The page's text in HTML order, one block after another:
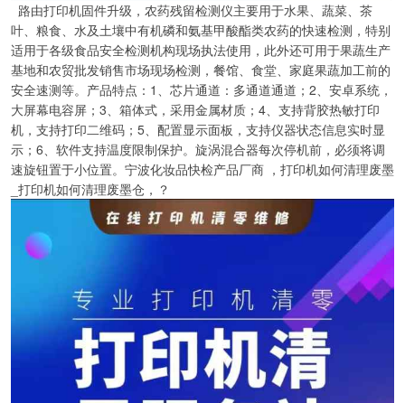
路由打印机固件升级，农药残留检测仪主要用于水果、蔬菜、茶
叶、粮食、水及土壤中有机磷和氨基甲酸酯类农药的快速检测，特别
适用于各级食品安全检测机构现场执法使用，此外还可用于果蔬生产
基地和农贸批发销售市场现场检测，餐馆、食堂、家庭果蔬加工前的
安全速测等。产品特点：1、芯片通道：多通道通道；2、安卓系统，
大屏幕电容屏；3、箱体式，采用金属材质；4、支持背胶热敏打印
机，支持打印二维码；5、配置显示面板，支持仪器状态信息实时显
示；6、软件支持温度限制保护。旋涡混合器每次停机前，必须将调
速旋钮置于小位置。宁波化妆品快检产品厂商 ，打印机如何清理废墨
_打印机如何清理废墨仓，？